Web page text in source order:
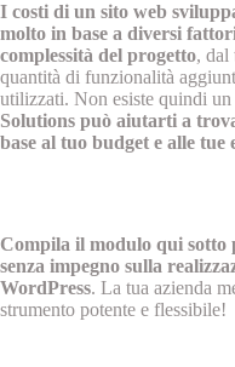
I costi di un sito web
molto in base a diversi
complessità del progetto, dal
quantità di funzionalità
utilizzati. Non esiste quindi un
Solutions può aiutarti a
base al tuo budget e alle tue
Compila il modulo qui
senza impegno sulla
WordPress. La tua azienda
strumento potente e flessibile!